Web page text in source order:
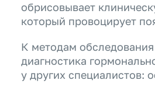
обрисовывает
который провоцирует
К методам
диагностика
у других специалистов: